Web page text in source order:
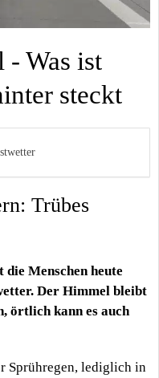
- Was ist
steckt
Trübes
Menschen heute
Der Himmel bleibt
örtlich kann es auch
Sprühregen, lediglich in